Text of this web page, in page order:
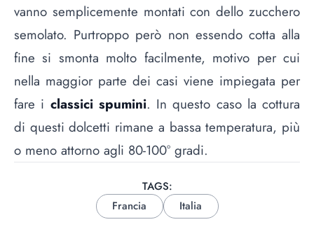
vanno semplicemente montati con dello zucchero
semolato. Purtroppo però non essendo cotta alla
fine si smonta molto facilmente, motivo per cui
nella maggior parte dei casi viene impiegata per
fare i classici spumini. In questo caso la cottura
di questi dolcetti rimane a bassa temperatura, più
o meno attorno agli 80-100° gradi.
TAGS:
Francia
Italia